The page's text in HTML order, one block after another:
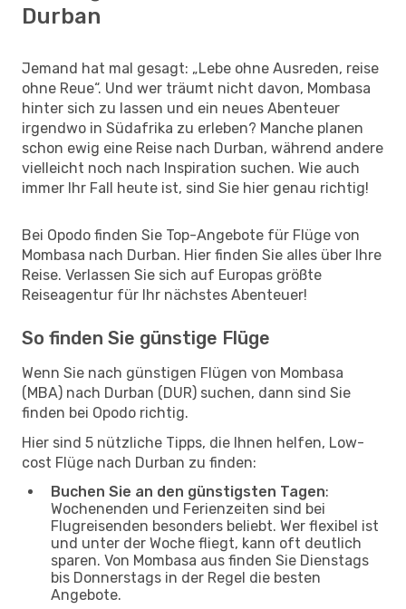
Durban
Jemand hat mal gesagt: „Lebe ohne Ausreden, reise
ohne Reue“. Und wer träumt nicht davon, Mombasa
hinter sich zu lassen und ein neues Abenteuer
irgendwo in Südafrika zu erleben? Manche planen
schon ewig eine Reise nach Durban, während andere
vielleicht noch nach Inspiration suchen. Wie auch
immer Ihr Fall heute ist, sind Sie hier genau richtig!
Bei Opodo finden Sie Top-Angebote für Flüge von
Mombasa nach Durban. Hier finden Sie alles über Ihre
Reise. Verlassen Sie sich auf Europas größte
Reiseagentur für Ihr nächstes Abenteuer!
So finden Sie günstige Flüge
Wenn Sie nach günstigen Flügen von Mombasa
(MBA) nach Durban (DUR) suchen, dann sind Sie
finden bei Opodo richtig.
Hier sind 5 nützliche Tipps, die Ihnen helfen, Low-
cost Flüge nach Durban zu finden:
Buchen Sie an den günstigsten Tagen:
Wochenenden und Ferienzeiten sind bei
Flugreisenden besonders beliebt. Wer flexibel ist
und unter der Woche fliegt, kann oft deutlich
sparen. Von Mombasa aus finden Sie Dienstags
bis Donnerstags in der Regel die besten
Angebote.